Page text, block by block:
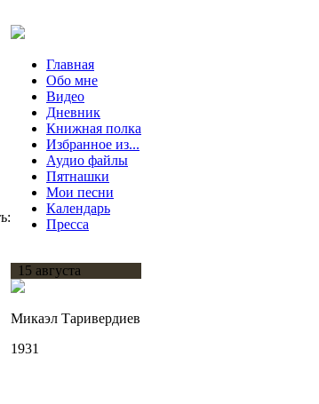
Главная
Обо мне
Видео
Дневник
Книжная полка
Избранное из...
Аудио файлы
Пятнашки
Мои песни
Календарь
Пресса
15 августа
Микаэл Таривердиев
1931